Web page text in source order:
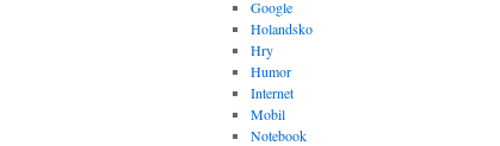
Google
Holandsko
Hry
Humor
Internet
Mobil
Notebook